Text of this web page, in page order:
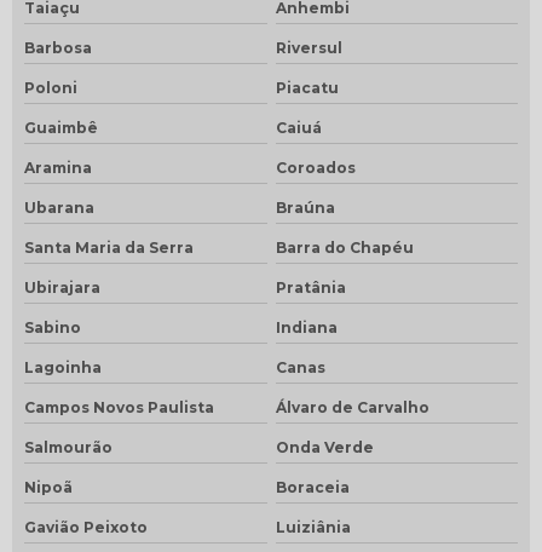
Taiaçu Anhembi
Barbosa Riversul
Poloni Piacatu
Guaimbê Caiuá
Aramina Coroados
Ubarana Braúna
Santa Maria da Serra Barra do Chapéu
Ubirajara Pratânia
Sabino Indiana
Lagoinha Canas
Campos Novos Paulista Álvaro de Carvalho
Salmourão Onda Verde
Nipoã Boraceia
Gavião Peixoto Luiziânia